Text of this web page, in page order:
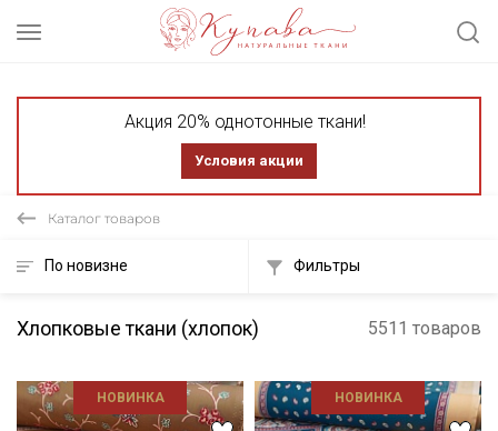
Акция 20% однотонные ткани!
Условия акции
Каталог товаров
По новизне Фильтры
Хлопковые ткани (хлопок) 5511 товаров
НОВИНКА НОВИНКА